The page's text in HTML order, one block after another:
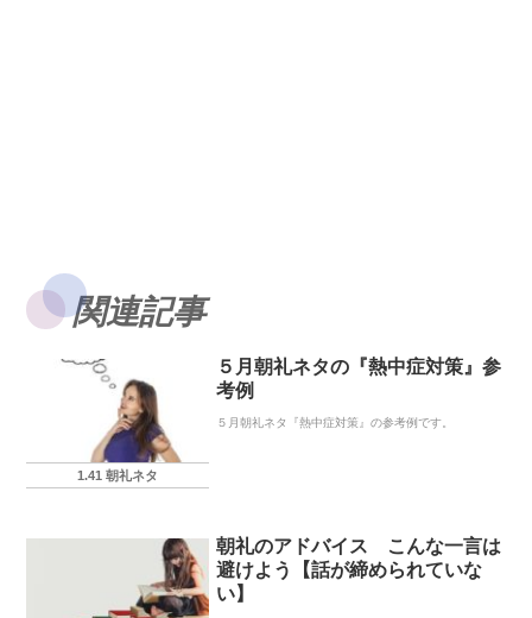
関連記事
1.41 朝礼ネタ
５月朝礼ネタの『熱中症対策』参
考例
５月朝礼ネタ『熱中症対策』の参考例です。
朝礼のアドバイス こんな一言は
避けよう【話が締められていな
い】